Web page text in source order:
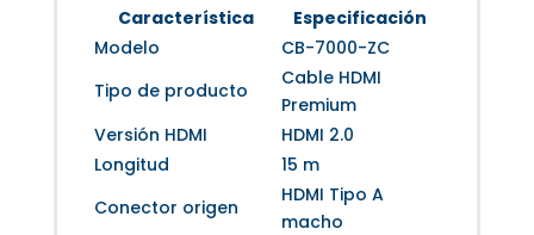
Característica
Especificación
Modelo
CB-7000-ZC
Tipo de producto
Cable HDMI
Premium
Versión HDMI
HDMI 2.0
Longitud
15 m
Conector origen
HDMI Tipo A
macho